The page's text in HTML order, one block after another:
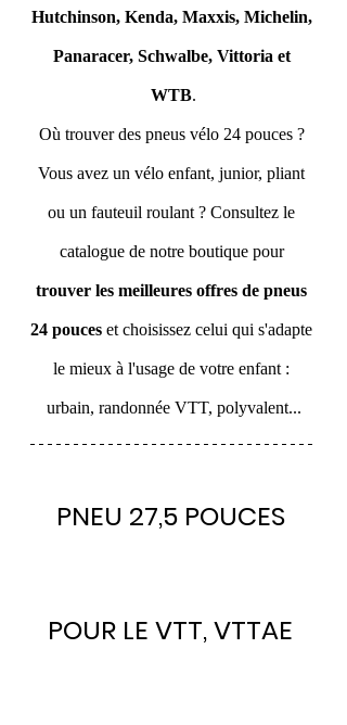
Hutchinson, Kenda, Maxxis, Michelin,
Panaracer, Schwalbe, Vittoria et
WTB.
Où trouver des pneus vélo 24 pouces ?
Vous avez un vélo enfant, junior, pliant
ou un fauteuil roulant ? Consultez le
catalogue de notre boutique pour
trouver les meilleures offres de pneus
24 pouces et choisissez celui qui s'adapte
le mieux à l'usage de votre enfant :
urbain, randonnée VTT, polyvalent...
PNEU 27,5 POUCES
POUR LE VTT, VTTAE